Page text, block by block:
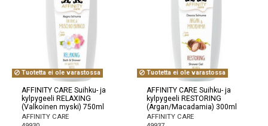
Tuotetta ei ole varastossa
AFFINITY CARE Suihku- ja
kylpygeeli RELAXING
(Valkoinen myski) 750ml
AFFINITY CARE
Tuotetta ei ole varastossa
AFFINITY CARE Suihku- ja
kylpygeeli RESTORING
(Argan/Macadamia) 300ml
AFFINITY CARE